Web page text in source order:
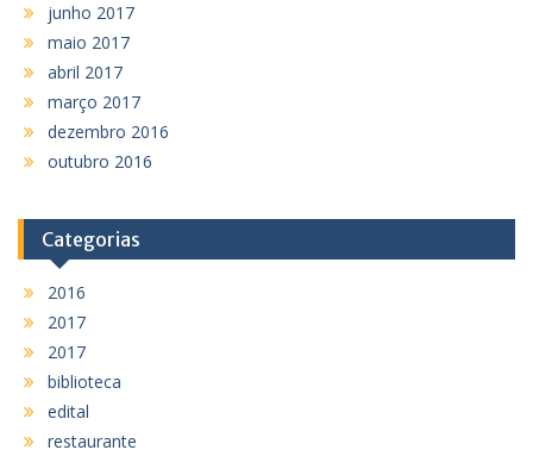
junho 2017
maio 2017
abril 2017
março 2017
dezembro 2016
outubro 2016
Categorias
2016
2017
2017
biblioteca
edital
restaurante